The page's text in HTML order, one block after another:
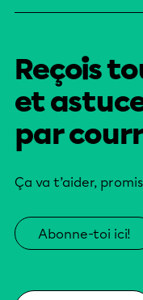
Reçois
et
par
Ça va t’aider,
Abonne-toi ici!